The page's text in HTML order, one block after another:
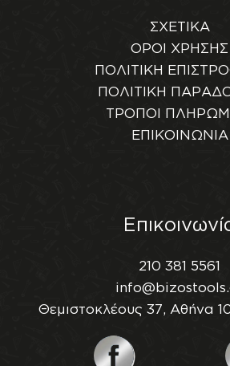
ΣΧΕΤΙΚΑ
ΟΡΟΙ ΧΡΗΣΗΣ
ΠΟΛΙΤΙΚΗ
ΠΟΛΙΤΙΚΗ
ΤΡΟΠΟΙ
ΕΠΙΚΟΙΝΩΝΙΑ
210 381 5561
Θεμιστοκλέους 37, Αθήνα